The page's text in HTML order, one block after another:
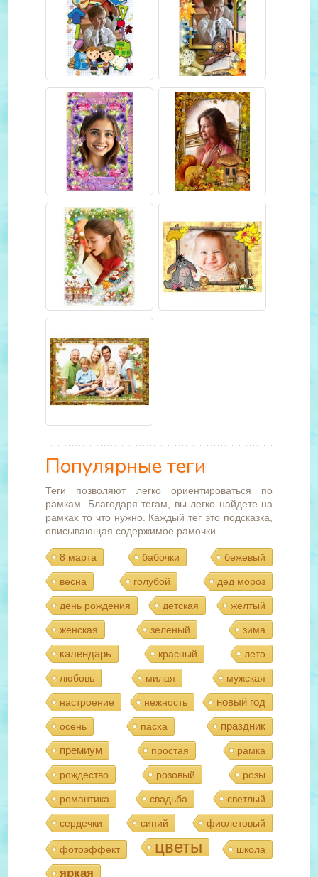
Популярные теги
Теги позволяют легко ориентироваться по
рамкам. Благодаря тегам, вы легко найдете на
рамках то что нужно. Каждый тег это подсказка,
описывающая содержимое рамочки.
8 марта бабочки бежевый
весна голубой дед мороз
день рождения детская желтый
женская зеленый зима
календарь красный лето
любовь милая мужская
настроение нежность новый год
осень пасха
праздник
премиум
простая рамка
рождество розовый розы
романтика свадьба светлый
сердечки синий фиолетовый
фотоэффект цветы школа
яркая